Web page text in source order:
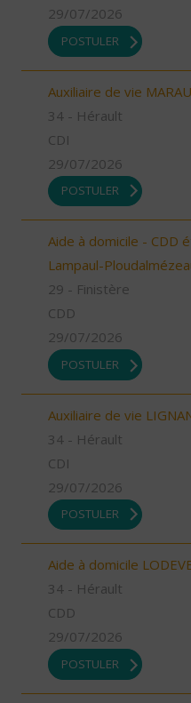
29/07/2026
POSTULER
Auxiliaire de vie
34 - Hérault
CDI
29/07/2026
POSTULER
Aide à domicile - CDD
Lampaul-
29 - Finistère
CDD
29/07/2026
POSTULER
Auxiliaire de vie
34 - Hérault
CDI
29/07/2026
POSTULER
Aide à domicile
34 - Hérault
CDD
29/07/2026
POSTULER